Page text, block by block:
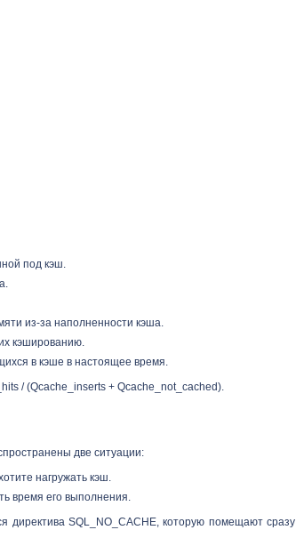
под кэш.
из-за наполненности кэша.
кэшированию.
в кэше в настоящее время.
/ (Qcache_inserts + Qcache_not_cached).
две ситуации:
нагружать кэш.
время его выполнения.
директива SQL_NO_CACHE, которую помещают сразу